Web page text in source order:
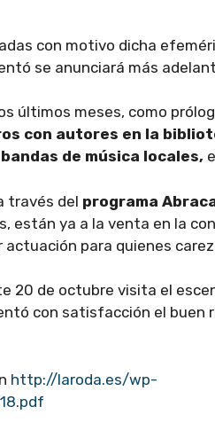
con motivo dicha
se anunciará más
últimos meses, como
con autores en la
de música locales,
través del programa
están ya a la venta en la
para quienes
20 de octubre visita el
con satisfacción el buen
http://laroda.es/wp-